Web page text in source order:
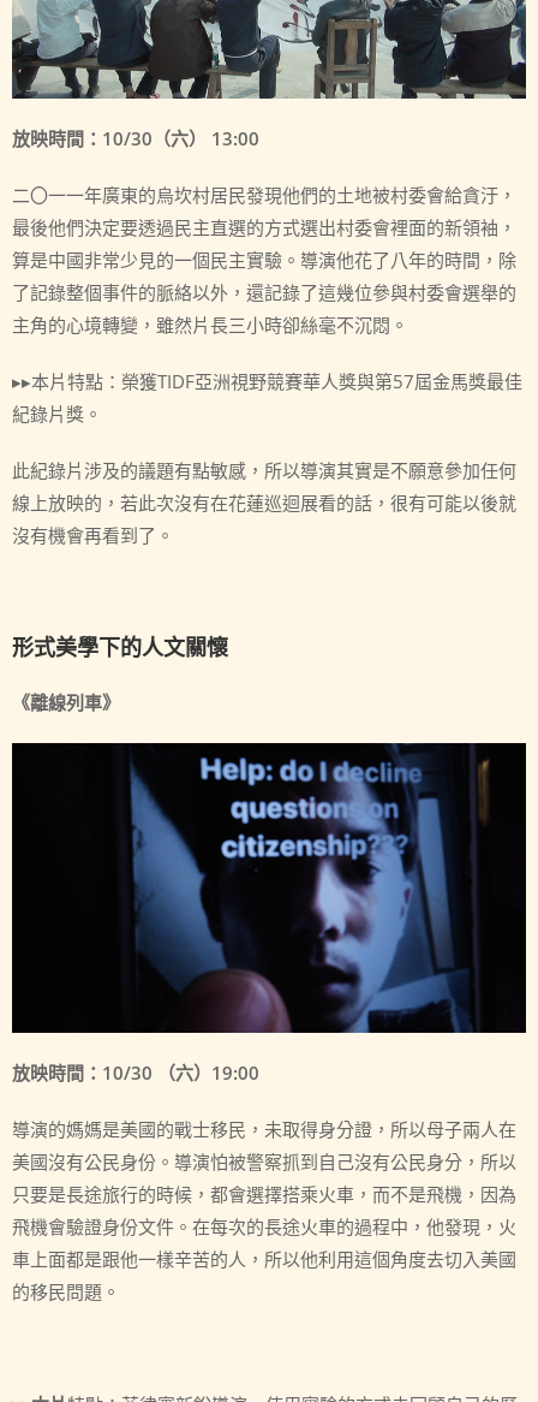
放映時間：10/30（六） 13:00
二〇一一年廣東的烏坎村居民發現他們的土地被村委會給貪汙，
最後他們決定要透過民主直選的方式選出村委會裡面的新領袖，
算是中國非常少見的一個民主實驗。導演他花了八年的時間，除
了記錄整個事件的脈絡以外，還記錄了這幾位參與村委會選舉的
主角的心境轉變，雖然片長三小時卻絲毫不沉悶。
▸▸本片特點：榮獲TIDF亞洲視野競賽華人獎與第57屆金馬獎最佳
紀錄片獎。
此紀錄片涉及的議題有點敏感，所以導演其實是不願意參加任何
線上放映的，若此次沒有在花蓮巡迴展看的話，很有可能以後就
沒有機會再看到了。
形式美學下的人文關懷
《離線列車》
放映時間：10/30 （六）19:00
導演的媽媽是美國的戰士移民，未取得身分證，所以母子兩人在
美國沒有公民身份。導演怕被警察抓到自己沒有公民身分，所以
只要是長途旅行的時候，都會選擇搭乘火車，而不是飛機，因為
飛機會驗證身份文件。在每次的長途火車的過程中，他發現，火
車上面都是跟他一樣辛苦的人，所以他利用這個角度去切入美國
的移民問題。